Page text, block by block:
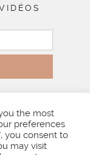
:
the most
preferences
you consent to
may visit